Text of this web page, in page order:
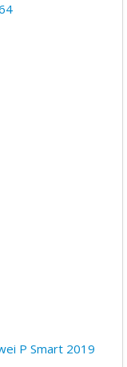
P Smart 2019